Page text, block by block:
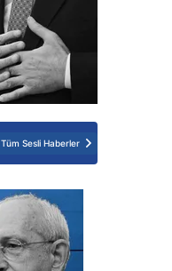
Tüm Sesli Haberler